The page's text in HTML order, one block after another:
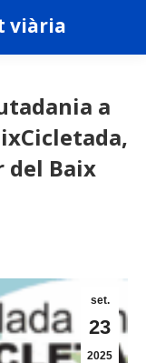
viària
a
del Baix
set.
23
2025